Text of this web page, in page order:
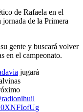
de Rafaela en el
de la Primera
gente y buscará volver
en el campeonato.
jugará